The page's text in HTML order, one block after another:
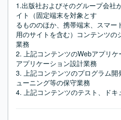
1.出版社およびそのグループ会社
イト（固定端末を対象とす
るもののほか、携帯端末、スマー
用のサイトを含む）コンテンツの
業務
2. 上記コンテンツのWebアプリ
アプリケーション設計業務
3. 上記コンテンツのプログラム
ューニング等の保守業務
4. 上記コンテンツのテスト、ドキ